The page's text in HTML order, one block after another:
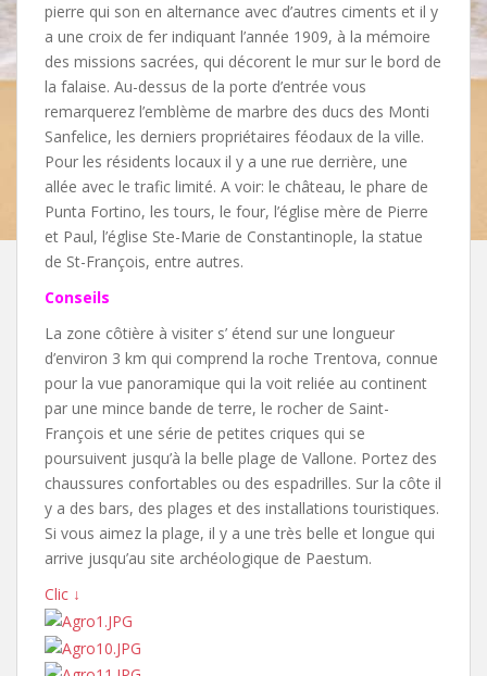
pierre qui son en alternance avec d’autres ciments et il y
a une croix de fer indiquant l’année 1909, à la mémoire
des missions sacrées, qui décorent le mur sur le bord de
la falaise. Au-dessus de la porte d’entrée vous
remarquerez l’emblème de marbre des ducs des Monti
Sanfelice, les derniers propriétaires féodaux de la ville.
Pour les résidents locaux il y a une rue derrière, une
allée avec le trafic limité. A voir: le château, le phare de
Punta Fortino, les tours, le four, l’église mère de Pierre
et Paul, l’église Ste-Marie de Constantinople, la statue
de St-François, entre autres.
Conseils
La zone côtière à visiter s’ étend sur une longueur
d’environ 3 km qui comprend la roche Trentova, connue
pour la vue panoramique qui la voit reliée au continent
par une mince bande de terre, le rocher de Saint-
François et une série de petites criques qui se
poursuivent jusqu’à la belle plage de Vallone. Portez des
chaussures confortables ou des espadrilles. Sur la côte il
y a des bars, des plages et des installations touristiques.
Si vous aimez la plage, il y a une très belle et longue qui
arrive jusqu’au site archéologique de Paestum.
Clic ↓